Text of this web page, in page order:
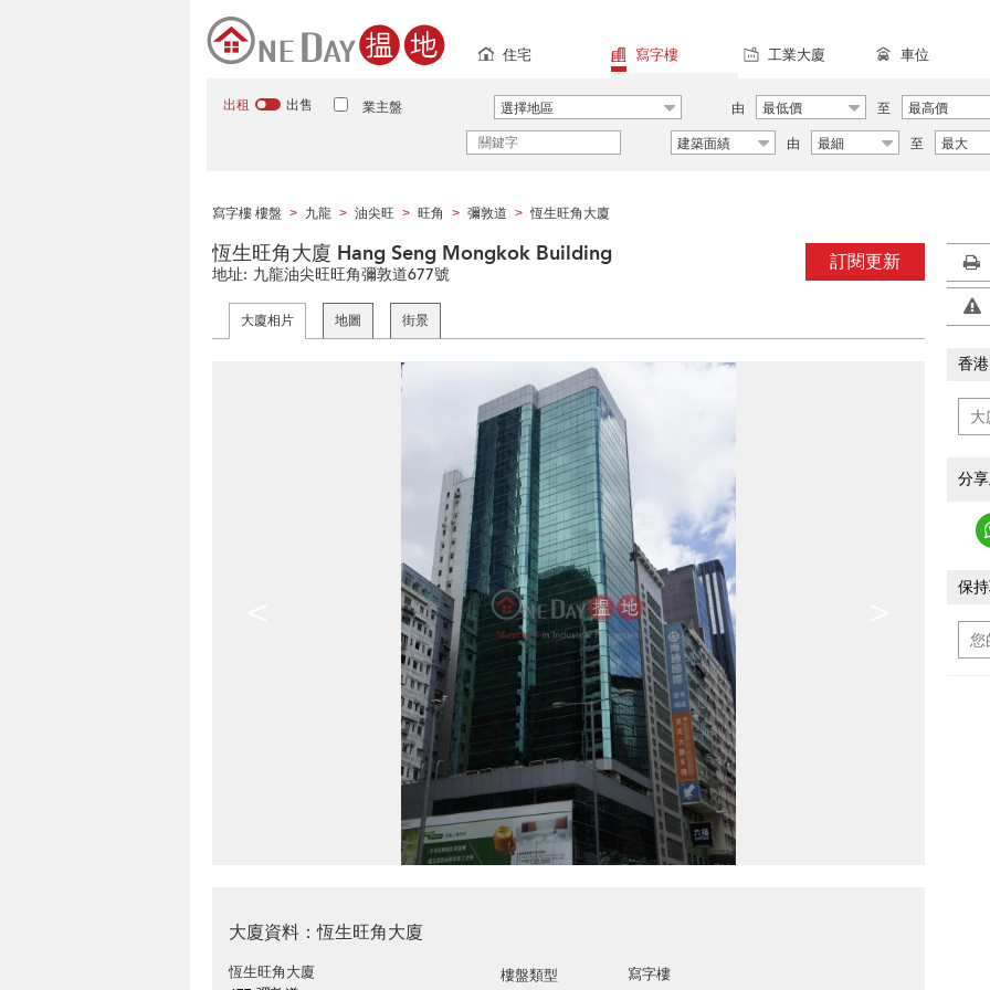
住宅 寫字樓 工業大廈 車位
出租 出售 業主盤 選擇地區 由 最低價 至
最高價
建築面績
由 最細 至 最大
寫字樓 樓盤 > 九龍 > 油尖旺 > 旺角 > 彌敦道 > 恆生旺角大廈
訂閱更新
恆生旺角大廈 Hang Seng Mongkok Building
地址: 九龍油尖旺旺角彌敦道677號
大廈相片 地圖 街景
大廈資料：恆生旺角大廈
恆生旺角大廈 樓盤類型 寫字樓
香
分
保